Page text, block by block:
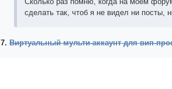
сделать так, чтоб я не видел ни посты,
7.Виртуальный мульти-аккаунт для вип-